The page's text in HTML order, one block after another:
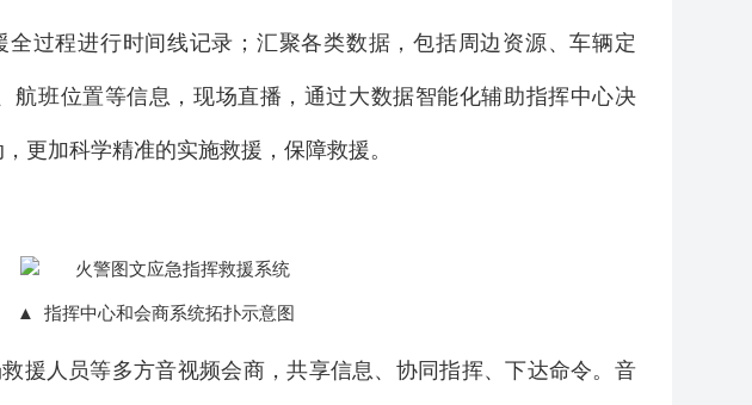
过程进行时间线记录；汇聚各类数据，包括周边资源、车辆定
航班位置等信息，现场直播，通过大数据智能化辅助指挥中心决
更加科学精准的实施救援，保障救援。
▲ 指挥中心和会商系统拓扑示意图
援人员等多方音视频会商，共享信息、协同指挥、下达命令。音